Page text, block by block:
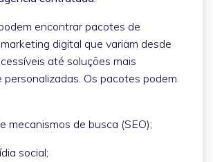
encontrar pacotes de
digital que variam desde
até soluções mais
personalizadas. Os pacotes podem
mecanismos de busca (SEO);
social;